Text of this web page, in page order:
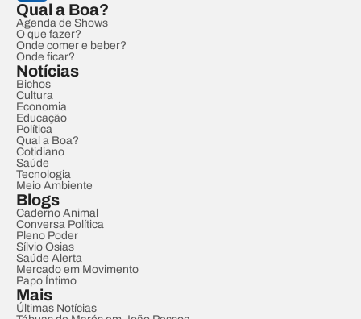
Qual a Boa?
Agenda de Shows
O que fazer?
Onde comer e beber?
Onde ficar?
Notícias
Bichos
Cultura
Economia
Educação
Política
Qual a Boa?
Cotidiano
Saúde
Tecnologia
Meio Ambiente
Blogs
Caderno Animal
Conversa Política
Pleno Poder
Sílvio Osias
Saúde Alerta
Mercado em Movimento
Papo Íntimo
Mais
Últimas Notícias